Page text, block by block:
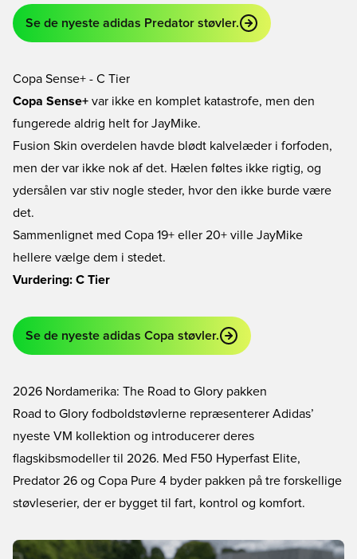
Se de nyeste adidas Predator støvler.
Copa Sense+ - C Tier
Copa Sense+ var ikke en komplet katastrofe, men den
fungerede aldrig helt for JayMike.
Fusion Skin overdelen havde blødt kalvelæder i forfoden,
men der var ikke nok af det. Hælen føltes ikke rigtig, og
ydersålen var stiv nogle steder, hvor den ikke burde være
det.
Sammenlignet med Copa 19+ eller 20+ ville JayMike
hellere vælge dem i stedet.
Vurdering: C Tier
Se de nyeste adidas Copa støvler.
2026 Nordamerika: The Road to Glory pakken
Road to Glory fodboldstøvlerne repræsenterer Adidas’
nyeste VM kollektion og introducerer deres
flagskibsmodeller til 2026. Med F50 Hyperfast Elite,
Predator 26 og Copa Pure 4 byder pakken på tre forskellige
støvleserier, der er bygget til fart, kontrol og komfort.